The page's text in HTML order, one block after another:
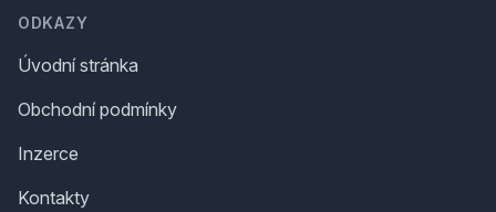
ODKAZY
Úvodní stránka
Obchodní podmínky
Inzerce
Kontakty